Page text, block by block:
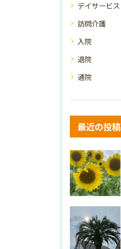
デイサービス
訪問介護
入院
退院
通院
最近の投稿